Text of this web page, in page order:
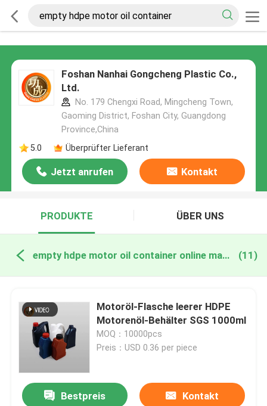
Foshan Nanhai Gongcheng Plastic Co.,
Ltd.
No. 179 Chengxi Road, Mingcheng Town,
Gaoming District, Foshan City, Guangdong
Province,China
5.0
Überprüfter Lieferant
Jetzt anrufen Kontakt
PRODUKTE ÜBER UNS
empty hdpe motor oil container online manufacture (11)
Motoröl-Flasche leerer HDPE
Motorenöl-Behälter SGS 1000ml
MOQ：10000pcs
Preis：USD 0.36 per piece
Bestpreis Kontakt